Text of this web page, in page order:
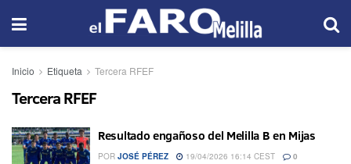
Inicio Etiqueta Tercera RFEF
Tercera RFEF
Resultado engañoso del Melilla B en Mijas
POR JOSÉ PÉREZ 19/04/2026 16:14 CEST 0